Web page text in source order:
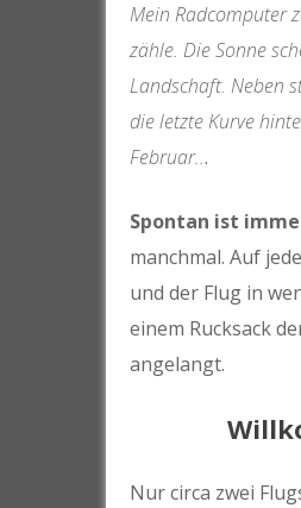
Mein Radcomputer
zähle. Die Sonne
Landschaft. Neben
die letzte Kurve
Februar...
Spontan ist
manchmal. Auf
und der Flug in
einem Rucksack
angelangt.
Nur circa zwei